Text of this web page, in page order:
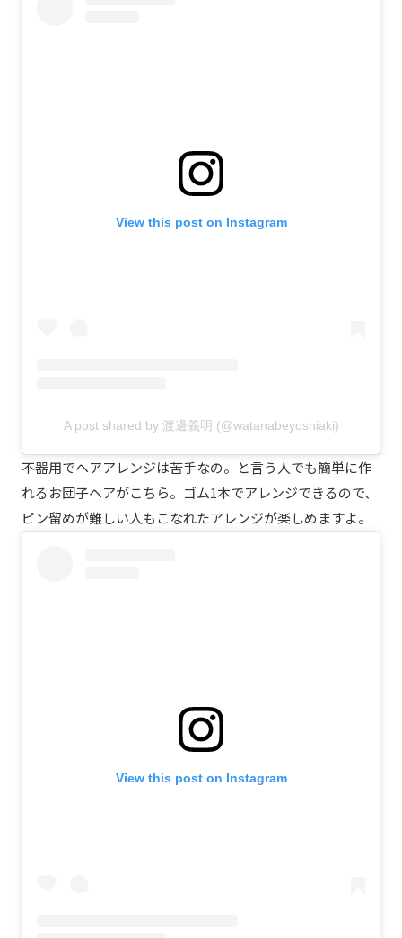
View this post on Instagram
A post shared by 渡邊義明 (@watanabeyoshiaki)
不器用でヘアアレンジは苦手なの。と言う人でも簡単に作
れるお団子ヘアがこちら。ゴム1本でアレンジできるので、
ピン留めが難しい人もこなれたアレンジが楽しめますよ。
View this post on Instagram